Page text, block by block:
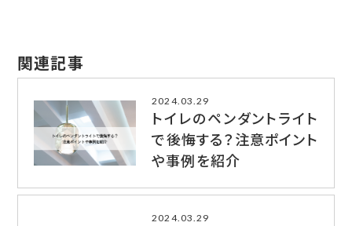
関連記事
2024.03.29
トイレのペンダントライト
で後悔する？注意ポイント
や事例を紹介
2024.03.29